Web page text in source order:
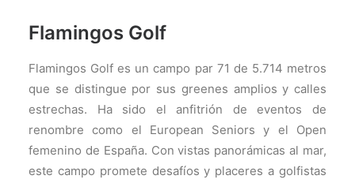
Flamingos Golf
Flamingos Golf es un campo par 71 de 5.714 metros
que se distingue por sus greenes amplios y calles
estrechas. Ha sido el anfitrión de eventos de
renombre como el European Seniors y el Open
femenino de España. Con vistas panorámicas al mar,
este campo promete desafíos y placeres a golfistas